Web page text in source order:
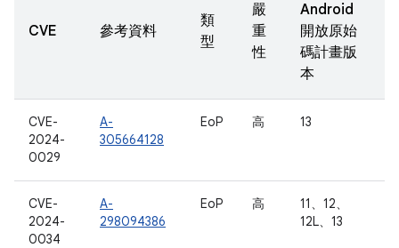
CVE 參考資料
類
型
嚴
重
性
Android
開放原始
碼計畫版
本
CVE-
2024-
0029
A-
305664128
EoP 高 13
CVE-
2024-
0034
A-
298094386
EoP 高
11、12、
12L、13